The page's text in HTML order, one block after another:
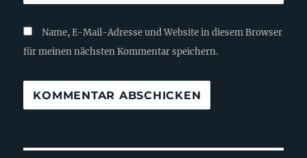
Name, E-Mail-Adresse und Website in diesem Browser
für meinen nächsten Kommentar speichern.